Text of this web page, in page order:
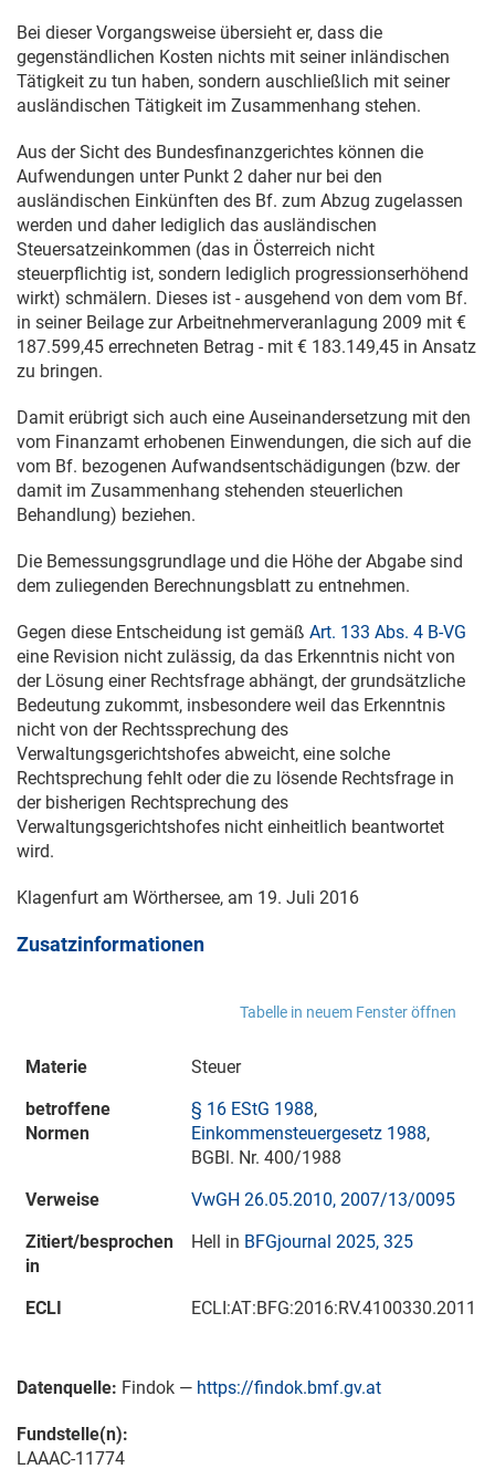
Bei dieser Vorgangsweise übersieht er, dass die
gegenständlichen Kosten nichts mit seiner inländischen
Tätigkeit zu tun haben, sondern auschließlich mit seiner
ausländischen Tätigkeit im Zusammenhang stehen.
Aus der Sicht des Bundesfinanzgerichtes können die
Aufwendungen unter Punkt 2 daher nur bei den
ausländischen Einkünften des Bf. zum Abzug zugelassen
werden und daher lediglich das ausländischen
Steuersatzeinkommen (das in Österreich nicht
steuerpflichtig ist, sondern lediglich progressionserhöhend
wirkt) schmälern. Dieses ist - ausgehend von dem vom Bf.
in seiner Beilage zur Arbeitnehmerveranlagung 2009 mit €
187.599,45 errechneten Betrag - mit € 183.149,45 in Ansatz
zu bringen.
Damit erübrigt sich auch eine Auseinandersetzung mit den
vom Finanzamt erhobenen Einwendungen, die sich auf die
vom Bf. bezogenen Aufwandsentschädigungen (bzw. der
damit im Zusammenhang stehenden steuerlichen
Behandlung) beziehen.
Die Bemessungsgrundlage und die Höhe der Abgabe sind
dem zuliegenden Berechnungsblatt zu entnehmen.
Gegen diese Entscheidung ist gemäß Art. 133 Abs. 4 B-VG
eine Revision nicht zulässig, da das Erkenntnis nicht von
der Lösung einer Rechtsfrage abhängt, der grundsätzliche
Bedeutung zukommt, insbesondere weil das Erkenntnis
nicht von der Rechtssprechung des
Verwaltungsgerichtshofes abweicht, eine solche
Rechtsprechung fehlt oder die zu lösende Rechtsfrage in
der bisherigen Rechtsprechung des
Verwaltungsgerichtshofes nicht einheitlich beantwortet
wird.
Klagenfurt am Wörthersee, am 19. Juli 2016
Zusatzinformationen
Tabelle in neuem Fenster öffnen
Materie
Steuer
betroffene
Normen
§ 16 EStG 1988,
Einkommensteuergesetz 1988,
BGBl. Nr. 400/1988
Verweise
VwGH 26.05.2010, 2007/13/0095
Zitiert/besprochen
in
Hell in BFGjournal 2025, 325
ECLI ECLI:AT:BFG:2016:RV.4100330.2011
Datenquelle: Findok — https://findok.bmf.gv.at
Fundstelle(n):
LAAAC-11774